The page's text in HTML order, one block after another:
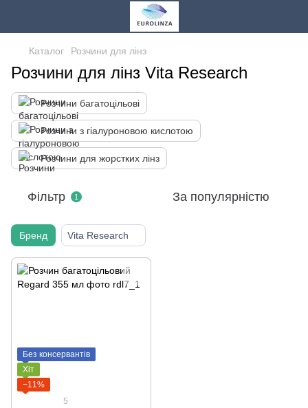
Каталог Розчини для лінз
Розчини для лінз Vita Research
Розчини багатоцільові
Розчини з гіалуроновою кислотою
Розчини для жорстких лінз
Фільтр 1 За популярністю
Бренд Vita Research
Без консервантів
Хіт
−11%
5